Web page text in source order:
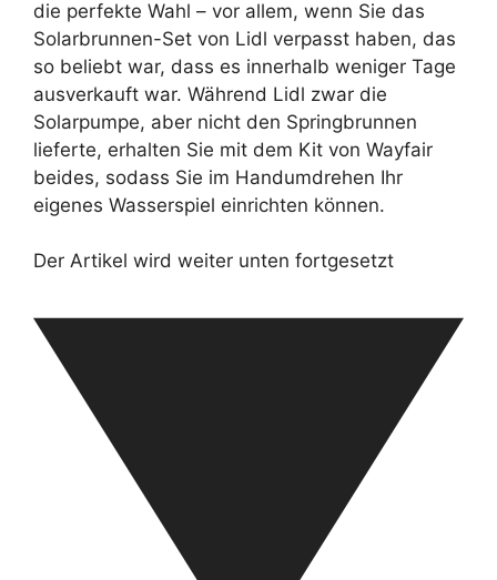
die perfekte Wahl – vor allem, wenn Sie das
Solarbrunnen-Set von Lidl verpasst haben, das
so beliebt war, dass es innerhalb weniger Tage
ausverkauft war. Während Lidl zwar die
Solarpumpe, aber nicht den Springbrunnen
lieferte, erhalten Sie mit dem Kit von Wayfair
beides, sodass Sie im Handumdrehen Ihr
eigenes Wasserspiel einrichten können.
Der Artikel wird weiter unten fortgesetzt